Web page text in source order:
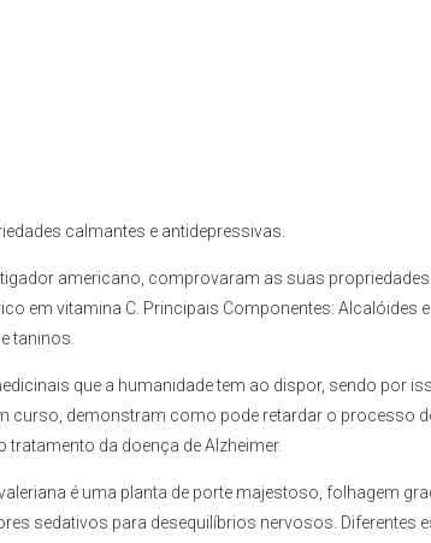
calmantes e antidepressivas.
americano, comprovaram as suas
em vitamina C. Principais Componentes: Alcalóides e
taninos.
que a humanidade tem ao dispor, sendo por
curso, demonstram como pode retardar o processo
da doença de Alzheimer.
é uma planta de porte majestoso, folhagem
sedativos para desequilíbrios nervosos. Diferentes